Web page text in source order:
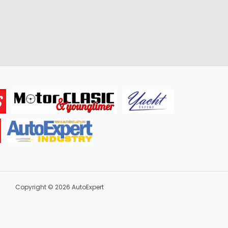
Copyright © 2026 AutoExpert